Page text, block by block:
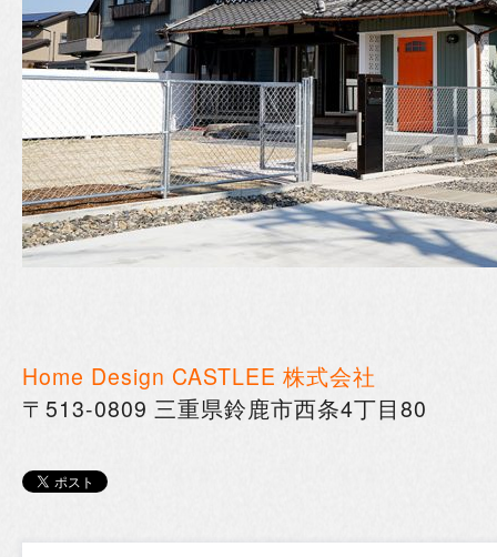
Home Design CASTLEE 株式会社
〒513-0809 三重県鈴鹿市西条4丁目80